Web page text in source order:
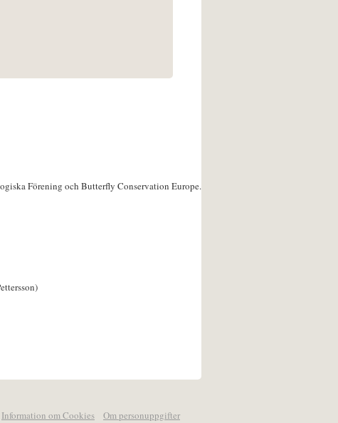
Förening och Butterfly Conservation Europe.
Information om Cookies Om personuppgifter